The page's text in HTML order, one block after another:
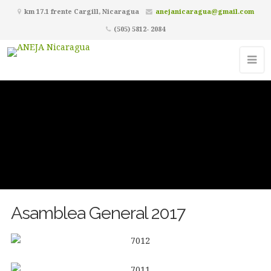
km 17.1 frente Cargill, Nicaragua
anejanicaragua@gmail.com
(505) 5812- 2084
Asamblea General 2017